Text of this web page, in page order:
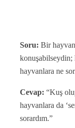
Soru: Bir
hayvanlara ne
Cevap: “Kuş
hayvanlara da
sorardım.”